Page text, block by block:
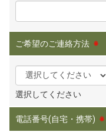
ご希望のご連絡方法 ※
選択してください
電話番号(自宅・携帯) ※